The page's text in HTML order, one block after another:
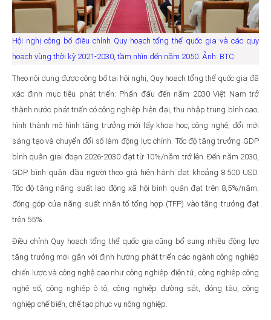
Hội nghị công bố điều chỉnh Quy hoạch tổng thể quốc gia và các quy
hoạch vùng thời kỳ 2021-2030, tầm nhìn đến năm 2050. Ảnh: BTC
Theo nội dung được công bố tại hội nghị, Quy hoạch tổng thể quốc gia đã
xác định mục tiêu phát triển: Phấn đấu đến năm 2030 Việt Nam trở
thành nước phát triển có công nghiệp hiện đại, thu nhập trung bình cao;
hình thành mô hình tăng trưởng mới lấy khoa học, công nghệ, đổi mới
sáng tạo và chuyển đổi số làm động lực chính. Tốc độ tăng trưởng GDP
bình quân giai đoạn 2026-2030 đạt từ 10%/năm trở lên. Đến năm 2030,
GDP bình quân đầu người theo giá hiện hành đạt khoảng 8.500 USD.
Tốc độ tăng năng suất lao động xã hội bình quân đạt trên 8,5%/năm;
đóng góp của năng suất nhân tố tổng hợp (TFP) vào tăng trưởng đạt
trên 55%.
Điều chỉnh Quy hoạch tổng thể quốc gia cũng bổ sung nhiều động lực
tăng trưởng mới gắn với định hướng phát triển các ngành công nghiệp
chiến lược và công nghệ cao như công nghiệp điện tử, công nghiệp công
nghệ số, công nghiệp ô tô, công nghiệp đường sắt, đóng tàu, công
nghiệp chế biến, chế tạo phục vụ nông nghiệp.